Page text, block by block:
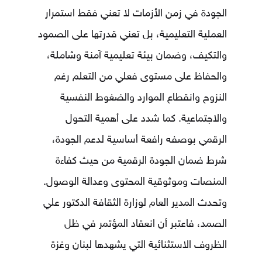
الجودة في زمن الأزمات لا تعني فقط استمرار
العملية التعليمية، بل تعني قدرتها على الصمود
والتكيف، وضمان بيئة تعليمية آمنة وشاملة،
والحفاظ على مستوى فعلي من التعلم رغم
النزوح وانقطاع الموارد والضغوط النفسية
والاجتماعية. كما شدد على أهمية التحول
الرقمي بوصفه رافعة أساسية لدعم الجودة،
شرط ضمان الجودة الرقمية من حيث كفاءة
المنصات وموثوقية المحتوى وعدالة الوصول.
وتحدث المدير العام لوزارة الثقافة الدكتور علي
الصمد، فاعتبر أن انعقاد المؤتمر في ظل
الظروف الاستثنائية التي يشهدها لبنان وغزة